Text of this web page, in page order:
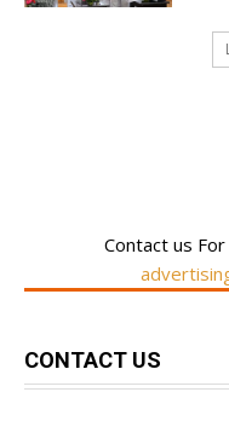
Contact us
CONTACT US